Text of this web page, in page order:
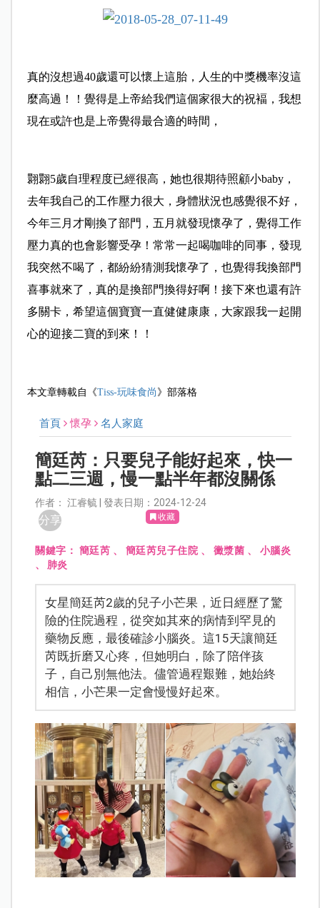
真的沒想過40歲還可以懷上這胎，人生的中獎機率沒這
麼高過！！覺得是上帝給我們這個家很大的祝褔，我想
現在或許也是上帝覺得最合適的時間，
翾翾5歲自理程度已經很高，她也很期待照顧小baby，
去年我自己的工作壓力很大，身體狀況也感覺很不好，
今年三月才剛換了部門，五月就發現懷孕了，覺得工作
壓力真的也會影響受孕！常常一起喝咖啡的同事，發現
我突然不喝了，都紛紛猜測我懷孕了，也覺得我換部門
喜事就來了，真的是換部門換得好啊！接下來也還有許
多關卡，希望這個寶寶一直健健康康，大家跟我一起開
心的迎接二寶的到來！！
本文章轉載自《Tiss-玩味食尚 》部落格
首頁 懷孕 名人家庭
簡廷芮：只要兒子能好起來，快一
點二三週，慢一點半年都沒關係
作者： 江睿毓 | 發表日期：2024-12-24
分享 收藏
關鍵字： 簡廷芮 、 簡廷芮兒子住院 、 黴漿菌 、 小腦炎
、 肺炎
女星簡廷芮2歲的兒子小芒果，近日經歷了驚
險的住院過程，從突如其來的病情到罕見的
藥物反應，最後確診小腦炎。這15天讓簡廷
芮既折磨又心疼，但她明白，除了陪伴孩
子，自己別無他法。儘管過程艱難，她始終
相信，小芒果一定會慢慢好起來。